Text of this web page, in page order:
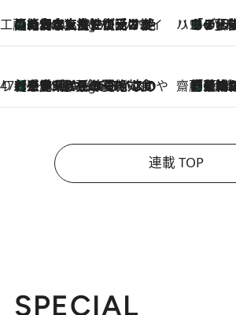
工藤まやのおもてなしハワイ
4 Hours Ago
【ハワイ土産】ローカルの絶大な支持で復活！ 絶品の幻クッキー《元ファンの日本人女性が受け継いだ名店》 ハワイ賢者 リサのお気に入りリスト
4
あの伝説の限定トートも！
47都道府県の手みやげ ひんやりスイーツで夏を満喫
4 Hours Ago
【三重県】この夏絶対食べたい 冷やしておいしいおやつ3選 お餅×アイスの新感覚スイーツ 齋藤 薫
4
「荷物が増えるほど旅ストレスは増す」美容ジャーナリストがたどり着いた最終結論。“化粧品を劇的に減らす”感動の凝縮美容とは
連載 TOP
SPECIAL